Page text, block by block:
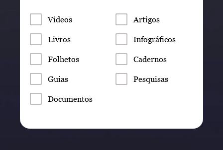
Vídeos Artigos
Livros Infográficos
Folhetos Cadernos
Guias Pesquisas
Documentos